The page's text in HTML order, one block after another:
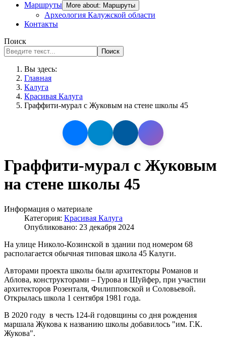
Маршруты
More about: Маршруты
Археология Калужской области
Контакты
Поиск
Поиск
Вы здесь:
Главная
Калуга
Красивая Калуга
Граффити-мурал с Жуковым на стене школы 45
Граффити-мурал с Жуковым
на стене школы 45
Информация о материале
Категория: Красивая Калуга
Опубликовано: 23 декабря 2024
На улице Николо-Козинской в здании под номером 68
располагается обычная типовая школа 45 Калуги.
Авторами проекта школы были архитекторы Романов и
Аблова, конструкторами – Гурова и Шуйфер, при участии
архитекторов Розенталя, Филипповской и Соловьевой.
Открылась школа 1 сентября 1981 года.
В 2020 году в честь 124-й годовщины со дня рождения
маршала Жукова к названию школы добавилось "им. Г.К.
Жукова".